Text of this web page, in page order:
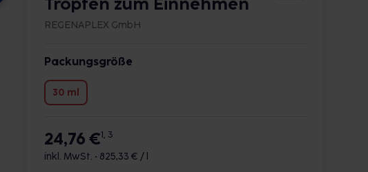
REGENAPLEX GmbH
Packungsgröße
30 ml
24,76 €1, 3
inkl. MwSt. • 825,33 € / l